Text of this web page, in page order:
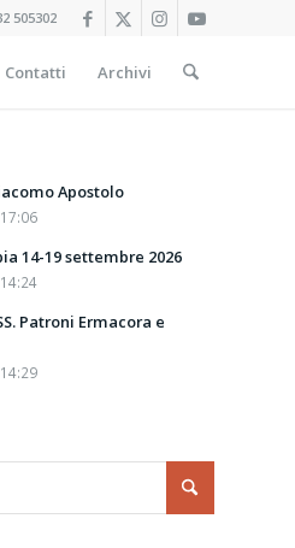
505302
Contatti Archivi
Apostolo
14-19 settembre 2026
Patroni Ermacora e